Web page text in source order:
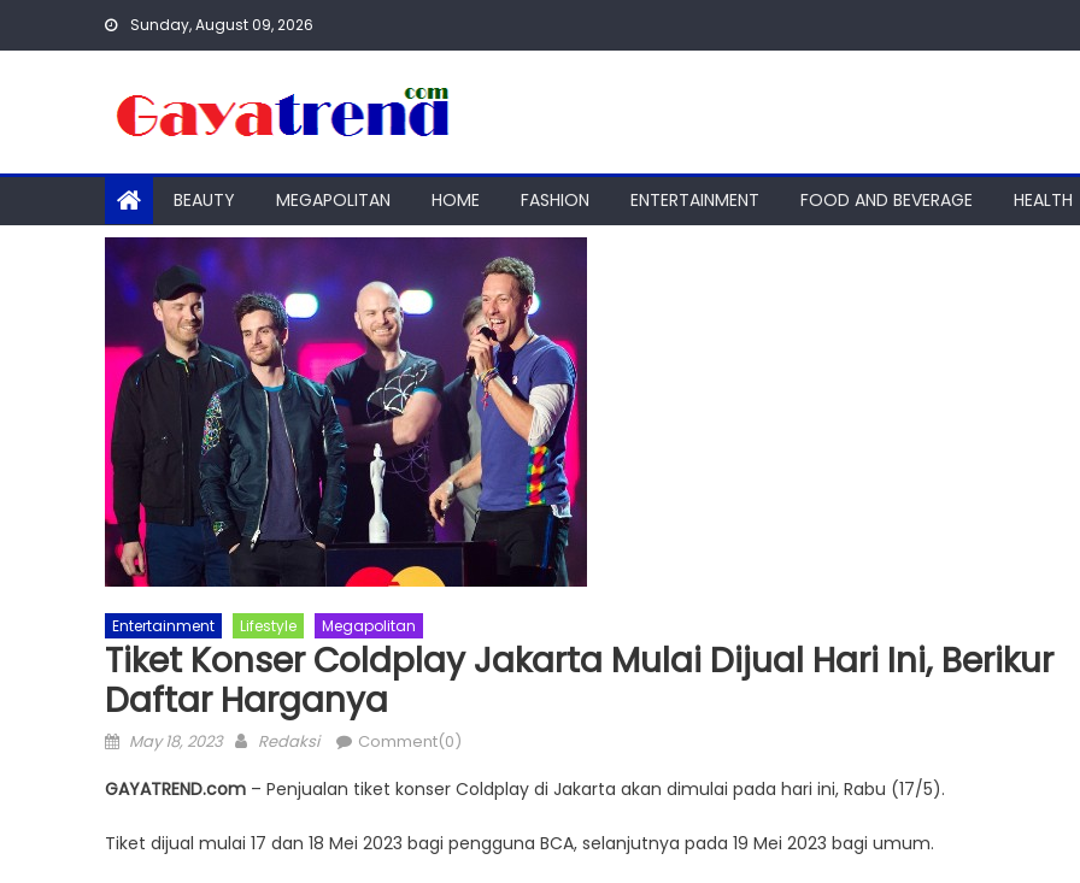
Sunday, August 09, 2026
BEAUTY MEGAPOLITAN HOME FASHION ENTERTAINMENT FOOD AND BEVERAGE HEALTH
Entertainment Lifestyle Megapolitan
Tiket Konser Coldplay Jakarta Mulai Dijual Hari Ini, Berikur
Daftar Harganya
Posted
May 18, 2023 Author
Redaksi Comment(0)
GAYATREND.com – Penjualan tiket konser Coldplay di Jakarta akan dimulai pada hari ini, Rabu (17/5).
Tiket dijual mulai 17 dan 18 Mei 2023 bagi pengguna BCA, selanjutnya pada 19 Mei 2023 bagi umum.